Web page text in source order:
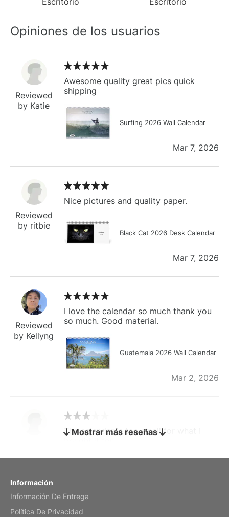
Opiniones de los usuarios
Reviewed
by Katie
Awesome quality great pics quick
shipping
Surfing 2026 Wall Calendar
Mar 7, 2026
Reviewed
by ritbie
Nice pictures and quality paper.
Black Cat 2026 Desk Calendar
Mar 7, 2026
Reviewed
by Kellyng
I love the calendar so much thank you
so much. Good material.
Guatemala 2026 Wall Calendar
Mar 2, 2026
by charles
The calendar is too small for what I
Mostrar más reseñas
Información
Información De Entrega
Política De Privacidad